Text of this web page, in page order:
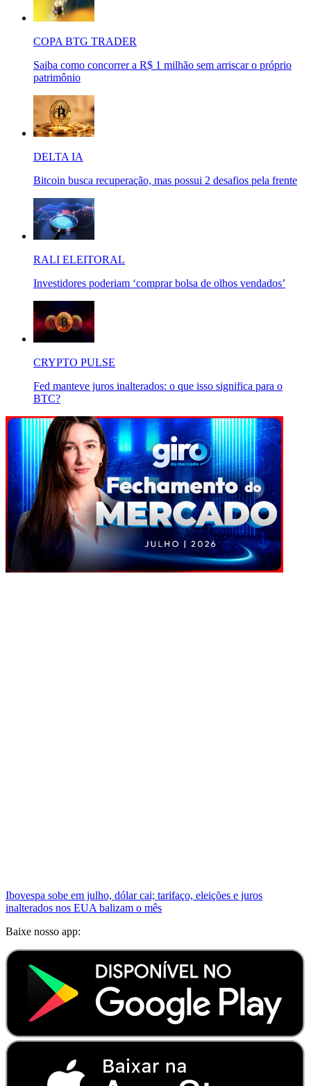
COPA BTG TRADER
Saiba como concorrer a R$ 1 milhão sem arriscar o próprio
patrimônio
DELTA IA
Bitcoin busca recuperação, mas possui 2 desafios pela frente
RALI ELEITORAL
Investidores poderiam ‘comprar bolsa de olhos vendados’
CRYPTO PULSE
Fed manteve juros inalterados: o que isso significa para o
BTC?
Ibovespa sobe em julho, dólar cai; tarifaço, eleições e juros
inalterados nos EUA balizam o mês
Baixe nosso app: